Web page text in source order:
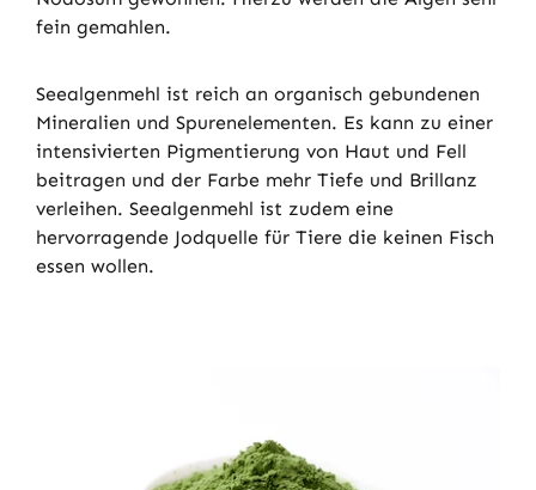
fein gemahlen.
Seealgenmehl ist reich an organisch gebundenen
Mineralien und Spurenelementen. Es kann zu einer
intensivierten Pigmentierung von Haut und Fell
beitragen und der Farbe mehr Tiefe und Brillanz
verleihen. Seealgenmehl ist zudem eine
hervorragende Jodquelle für Tiere die keinen Fisch
essen wollen.